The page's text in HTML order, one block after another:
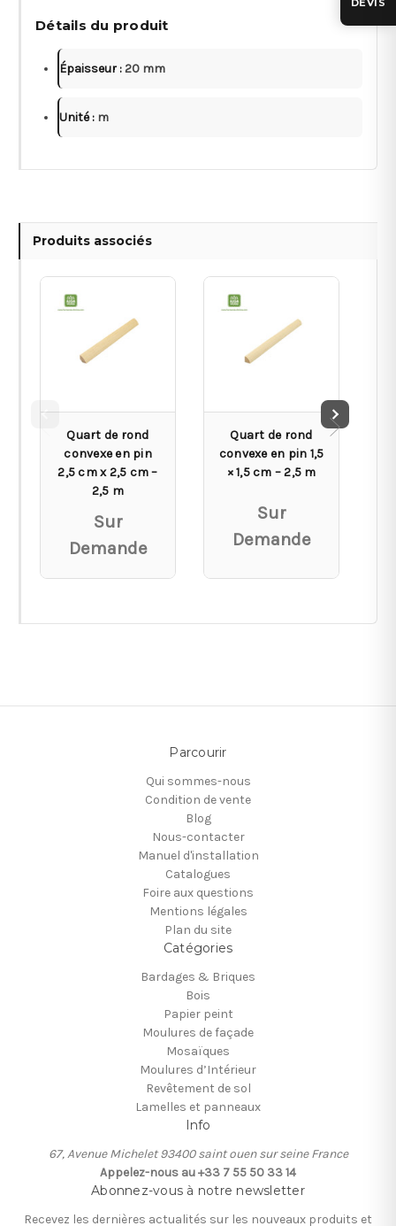
Détails du produit
Épaisseur :20 mm
Unité : m
Produits associés
Quart de rond
convexe en pin
2,5 cm x 2,5 cm –
2,5 m
Sur
Demande
Quart de rond
convexe en pin 1,5
× 1,5 cm – 2,5 m
Sur
Demande
Parcourir
Qui sommes-nous
Condition de vente
Blog
Nous-contacter
Manuel d'installation
Catalogues
Foire aux questions
Mentions légales
Plan du site
Catégories
Bardages & Briques
Bois
Papier peint
Moulures de façade
Mosaïques
Moulures d’Intérieur
Revêtement de sol
Lamelles et panneaux
Info
67, Avenue Michelet 93400 saint ouen sur seine France
Appelez-nous au +33 7 55 50 33 14
Abonnez-vous à notre newsletter
Recevez les dernières actualités sur les nouveaux produits et